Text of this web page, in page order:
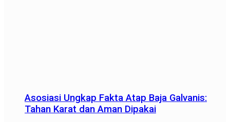
Asosiasi Ungkap Fakta Atap Baja Galvanis:
Tahan Karat dan Aman Dipakai